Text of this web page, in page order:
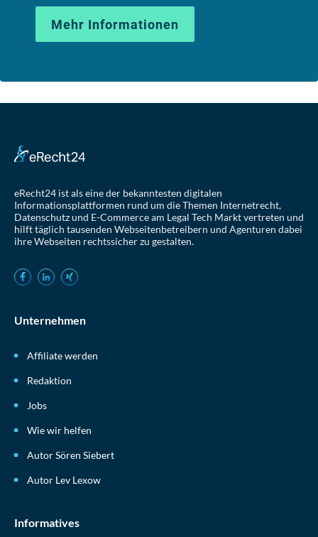
Mehr Informationen
eRecht24 ist als eine der bekanntesten digitalen
Informationsplattformen rund um die Themen Internetrecht,
Datenschutz und E-Commerce am Legal Tech Markt vertreten und
hilft täglich tausenden Webseitenbetreibern und Agenturen dabei
ihre Webseiten rechtssicher zu gestalten.
Unternehmen
Affiliate werden
Redaktion
Jobs
Wie wir helfen
Autor Sören Siebert
Autor Lev Lexow
Informatives